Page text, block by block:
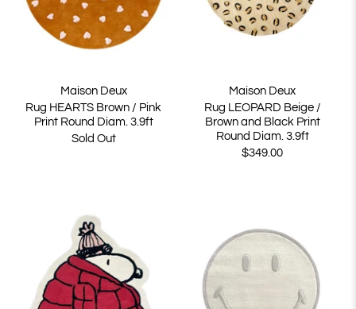
Maison Deux
Rug HEARTS Brown / Pink
Print Round Diam. 3.9ft
Sold Out
Maison Deux
Rug LEOPARD Beige /
Brown and Black Print
Round Diam. 3.9ft
$349.00